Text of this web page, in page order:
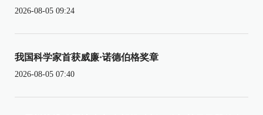
2026-08-05 09:24
我国科学家首获威廉·诺德伯格奖章
2026-08-05 07:40